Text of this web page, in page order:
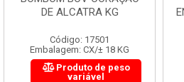
BOMBOM BOV CORAÇÃO
Código: 17501
Embalagem: CX/± 18 KG
Produto de peso